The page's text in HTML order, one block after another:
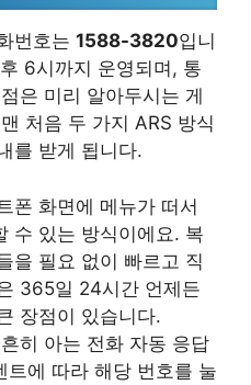
번호는 1588-3820입니
6시까지 운영되며, 통
은 미리 알아두시는 게
처음 두 가지 ARS 방식
를 받게 됩니다.
폰 화면에 메뉴가 떠서
수 있는 방식이에요. 복
을 필요 없이 빠르고 직
365일 24시간 언제든
장점이 있습니다.
히 아는 전화 자동 응답
트에 따라 해당 번호를 눌